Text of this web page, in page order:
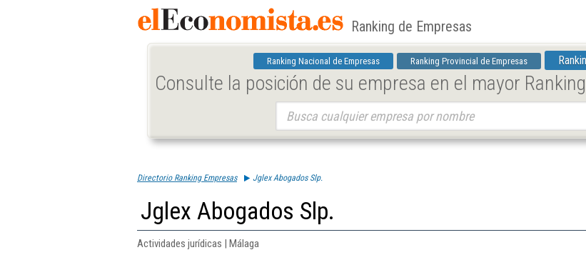
Ranking de Empresas
Ranking Nacional de Empresas Ranking Provincial de Empresas
Consulte la posición de su empresa en el mayor
Directorio Ranking Empresas Jglex Abogados Slp.
Jglex Abogados Slp.
Actividades jurídicas | Málaga